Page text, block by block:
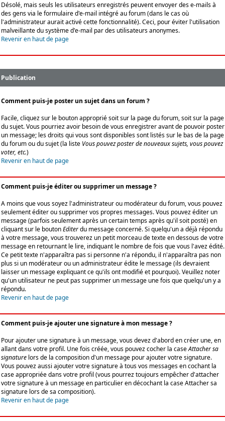
Désolé, mais seuls les utilisateurs enregistrés peuvent envoyer des e-mails à
des gens via le formulaire d'e-mail intégré au forum (dans le cas où
l'administrateur aurait activé cette fonctionnalité). Ceci, pour éviter l'utilisation
malveillante du système d'e-mail par des utilisateurs anonymes.
Revenir en haut de page
Publication
Comment puis-je poster un sujet dans un forum ?
Facile, cliquez sur le bouton approprié soit sur la page du forum, soit sur la page
du sujet. Vous pourriez avoir besoin de vous enregistrer avant de pouvoir poster
un message; les droits qui vous sont disponibles sont listés sur le bas de la page
du forum ou du sujet (la liste Vous pouvez poster de nouveaux sujets, vous pouvez
voter, etc.)
Revenir en haut de page
Comment puis-je éditer ou supprimer un message ?
A moins que vous soyez l'administrateur ou modérateur du forum, vous pouvez
seulement éditer ou supprimer vos propres messages. Vous pouvez éditer un
message (parfois seulement après un certain temps après qu'il soit posté) en
cliquant sur le boutonEditerdu message concerné. Si quelqu'un a déjà répondu
à votre message, vous trouverez un petit morceau de texte en dessous de votre
message en retournant le lire, indiquant le nombre de fois que vous l'avez édité.
Ce petit texte n'apparaîtra pas si personne n'a répondu, il n'apparaîtra pas non
plus si un modérateur ou un administrateur édite le message (ils devraient
laisser un message expliquant ce qu'ils ont modifié et pourquoi). Veuillez noter
qu'un utilisateur ne peut pas supprimer un message une fois que quelqu'un y a
répondu.
Revenir en haut de page
Comment puis-je ajouter une signature à mon message ?
Pour ajouter une signature à un message, vous devez d'abord en créer une, en
allant dans votre profil. Une fois créée, vous pouvez cocher la caseAttacher sa
signature lors de la composition d'un message pour ajouter votre signature.
Vous pouvez aussi ajouter votre signature à tous vos messages en cochant la
case appropriée dans votre profil (vous pourrez toujours empêcher d'attacher
votre signature à un message en particulier en décochant la case Attacher sa
signature lors de sa composition).
Revenir en haut de page